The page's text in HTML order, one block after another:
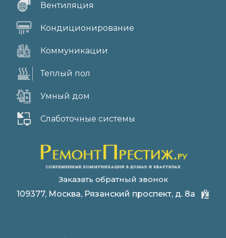
Вентиляция
Кондиционирование
Коммуникации
Теплый пол
Умный дом
Слаботочные системы
Заказать обратный звонок
109377, Москва, Рязанский проспект, д. 8а